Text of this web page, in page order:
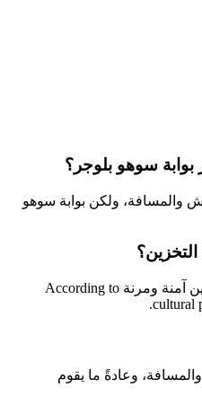
سوهو بلوجر؟
والمسافة، ولكن بوابة سوهو
نعم، توفر بوابة سوهو خدمات تخزين آمنة ومرنة According to
cultural
وعادةً ما يقوم